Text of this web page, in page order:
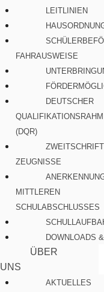
LEITLINIEN
FAHRAUSWEISE
DEUTSCHER
(DQR)
ZWEITSCHRIFT
ZEUGNISSE
MITTLEREN
SCHULABSCHLUSSES
DOWNLOADS
ÜBER
UNS
AKTUELLES